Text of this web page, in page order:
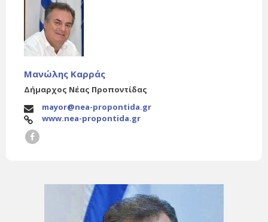
Μανώλης Καρράς
Δήμαρχος Νέας Προποντίδας
mayor@nea-propontida.gr
www.nea-propontida.gr
Facebook